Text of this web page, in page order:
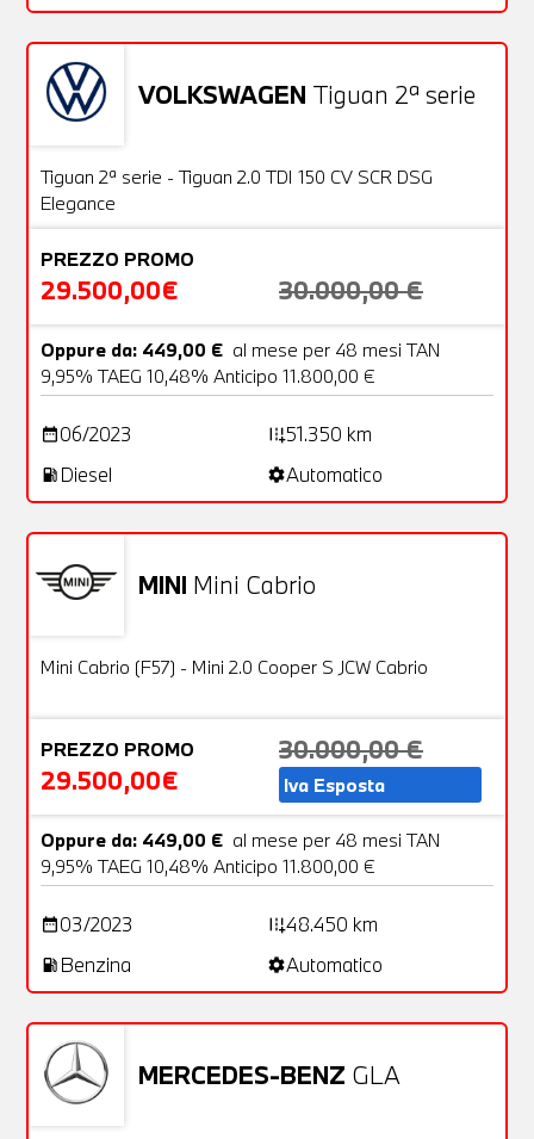
VOLKSWAGEN Tiguan 2ª serie
OFFERTA
Usato
Tiguan 2ª serie - Tiguan 2.0 TDI 150 CV SCR DSG
Elegance
PREZZO PROMO
29.500,00€ 30.000,00 €
Oppure da: 449,00 € al mese per 48 mesi TAN
9,95% TAEG 10,48% Anticipo 11.800,00 €
date_range06/2023 add_road51.350 km
local_gas_station Diesel settingsAutomatico
MINI Mini Cabrio
OFFERTA
Mini Cabrio (F57) - Mini 2.0 Cooper S JCW Cabrio
PREZZO PROMO
29.500,00€
30.000,00 €
Iva Esposta
Oppure da: 449,00 € al mese per 48 mesi TAN
9,95% TAEG 10,48% Anticipo 11.800,00 €
date_range03/2023 add_road48.450 km
local_gas_station Benzina settingsAutomatico
MERCEDES-BENZ GLA
Usato